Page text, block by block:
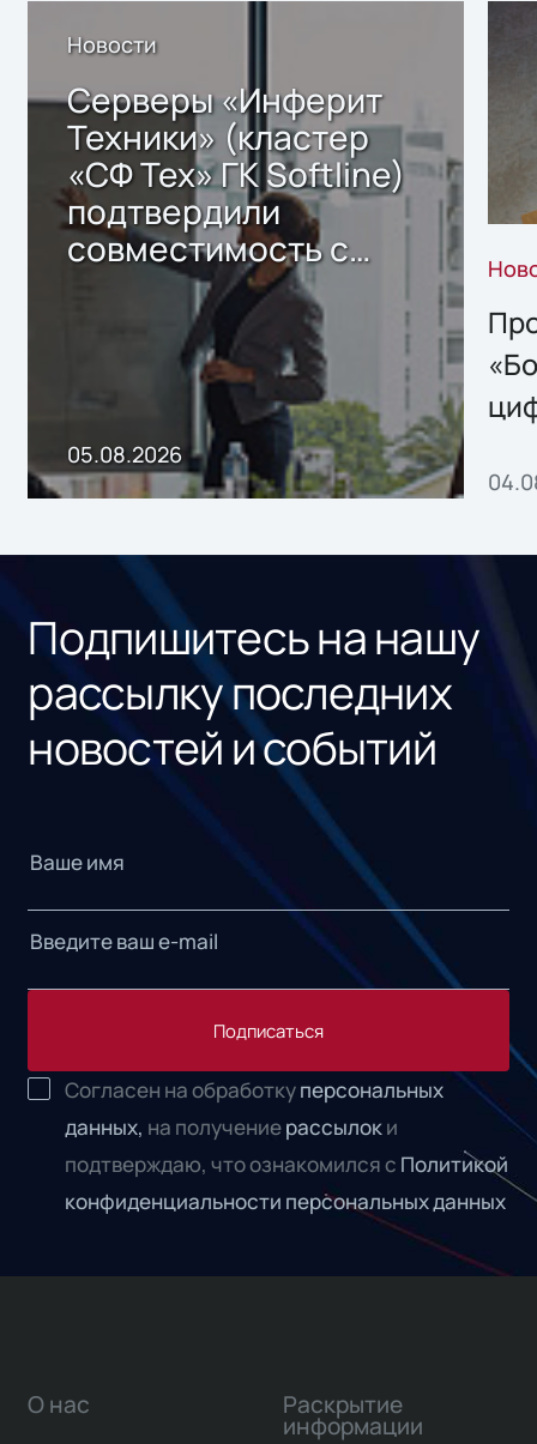
Новости
Серверы «Инферит
Техники» (кластер
«СФ Тех» ГК Softline)
подтвердили
совместимость с
решением Sharx
Storage 2.x для
хранения данных
05.08.2026
Подпишитесь на нашу
рассылку последних
новостей и событий
Подписаться
Согласен на обработкуперсональных
данных, на получениерассылоки
подтверждаю, что ознакомился с Политикой
конфиденциальности персональных данных
О нас Раскрытие
информации